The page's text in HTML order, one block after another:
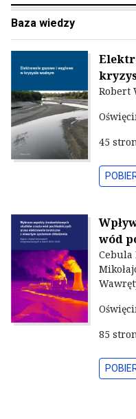
Baza wiedzy
Robert
45
wód
Cebula
85